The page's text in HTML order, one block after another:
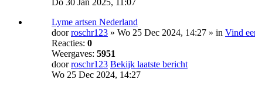
Do 30 Jan 2025, 11:07
Lyme artsen Nederland
doorroschr123 » Wo 25 Dec 2024, 14:27 » in Vind
Reacties: 0
Weergaves: 5951
doorroschr123 Bekijk laatste bericht
Wo 25 Dec 2024, 14:27